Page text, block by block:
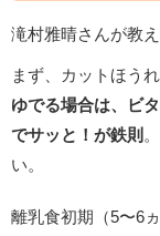
滝村雅晴さんが教
まず、カットほう
ゆでる場合は、ビ
でサッと！が鉄則
い。
離乳食初期（5〜6